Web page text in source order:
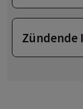
Zündende